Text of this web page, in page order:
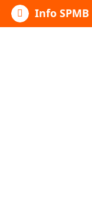
Info SPMB